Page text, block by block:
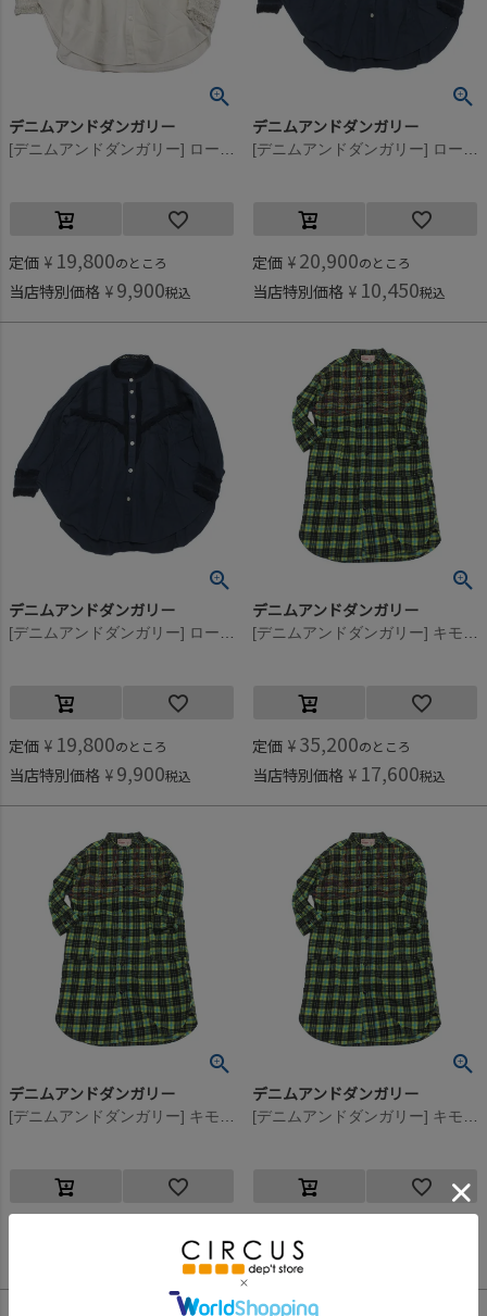
デニムアンドダンガリー
定価 ¥ 19,800のところ
当店特別価格 ¥ 9,900税込
デニムアンドダンガリー
定価 ¥ 20,900のところ
当店特別価格 ¥ 10,450税込
デニムアンドダンガリー
定価 ¥ 19,800のところ
当店特別価格 ¥ 9,900税込
デニムアンドダンガリー
定価 ¥ 35,200のところ
当店特別価格 ¥ 17,600税込
デニムアンドダンガリー
税込
デニムアンドダンガリー
当店特別価格